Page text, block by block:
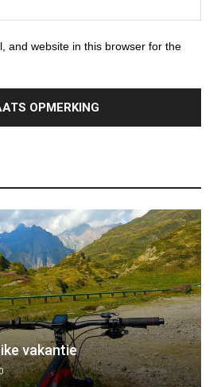
and website in this browser for the
vakantie
0